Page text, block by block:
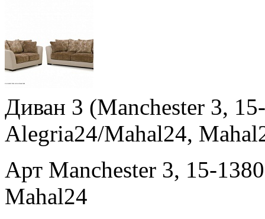
Диван 3 (Manchester 3,
Alegria24/Mahal24,
Арт Manchester 3, 15-
Mahal24